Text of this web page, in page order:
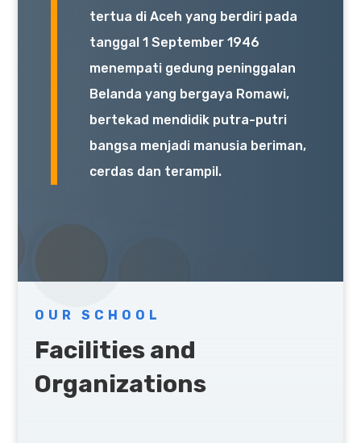
tertua di Aceh yang berdiri pada
tanggal 1 September 1946
menempati gedung peninggalan
Belanda yang bergaya Romawi,
bertekad mendidik putra-putri
bangsa menjadi manusia beriman,
cerdas dan terampil.
OUR SCHOOL
Facilities and
Organizations